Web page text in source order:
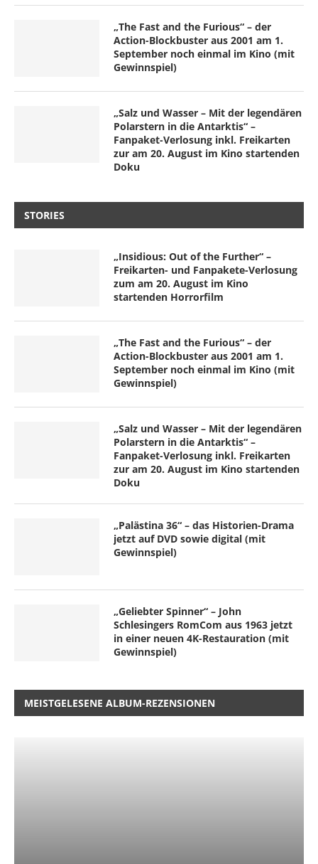
„The Fast and the Furious“ – der
Action-Blockbuster aus 2001 am 1.
September noch einmal im Kino (mit
Gewinnspiel)
„Salz und Wasser – Mit der legendären
Polarstern in die Antarktis“ –
Fanpaket-Verlosung inkl. Freikarten
zur am 20. August im Kino startenden
Doku
STORIES
„Insidious: Out of the Further“ –
Freikarten- und Fanpakete-Verlosung
zum am 20. August im Kino
startenden Horrorfilm
„The Fast and the Furious“ – der
Action-Blockbuster aus 2001 am 1.
September noch einmal im Kino (mit
Gewinnspiel)
„Salz und Wasser – Mit der legendären
Polarstern in die Antarktis“ –
Fanpaket-Verlosung inkl. Freikarten
zur am 20. August im Kino startenden
Doku
„Palästina 36“ – das Historien-Drama
jetzt auf DVD sowie digital (mit
Gewinnspiel)
„Geliebter Spinner“ – John
Schlesingers RomCom aus 1963 jetzt
in einer neuen 4K-Restauration (mit
Gewinnspiel)
MEISTGELESENE ALBUM-REZENSIONEN